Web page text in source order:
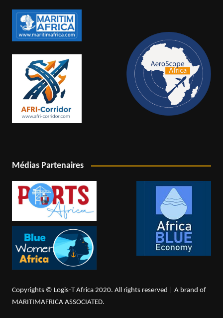
Médias Partenaires
Copyrights © Logis-T Africa 2020. All rights reserved | A brand of
MARITIMAFRICA ASSOCIATED.